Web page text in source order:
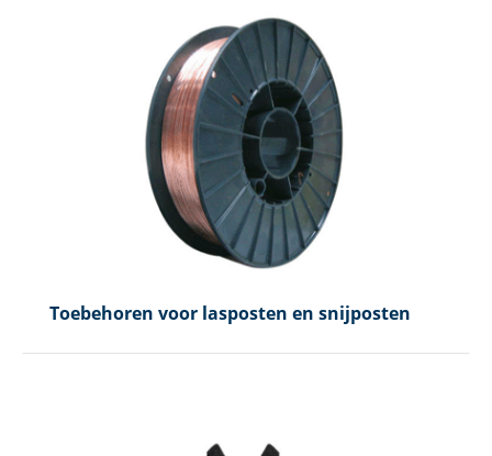
Toebehoren voor lasposten en snijposten